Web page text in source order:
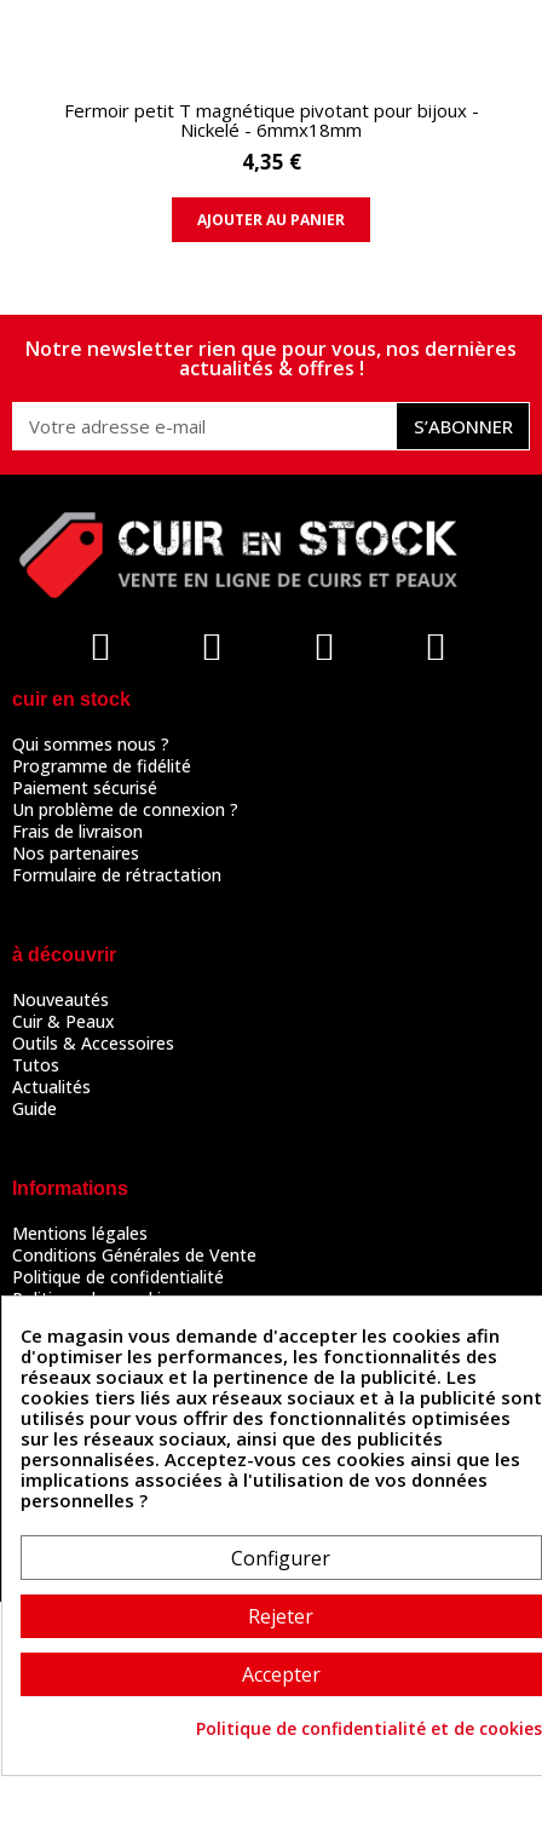
APERÇU RAPIDE
Fermoir petit T magnétique pivotant pour bijoux -
Nickelé - 6mmx18mm
4,35 €
AJOUTER AU PANIER
Notre newsletter rien que pour vous, nos dernières
actualités & offres !
S’ABONNER
cuir en stock
Qui sommes nous ?
Programme de fidélité
Paiement sécurisé
Un problème de connexion ?
Frais de livraison
Nos partenaires
Formulaire de rétractation
à découvrir
Nouveautés
Cuir & Peaux
Outils & Accessoires
Tutos
Actualités
Guide
Informations
Mentions légales
Conditions Générales de Vente
Politique de confidentialité
Politique des cookies
Coordonnées
493 Chemin de Catougnac
81300 Graulhet
05 63 34 51 88
contact@cuirenstock.com
Cuirenstock © 2026 - Une création Quatrys 💙
Ce magasin vous demande d'accepter les cookies afin
d'optimiser les performances, les fonctionnalités des
réseaux sociaux et la pertinence de la publicité. Les
cookies tiers liés aux réseaux sociaux et à la publicité sont
utilisés pour vous offrir des fonctionnalités optimisées
sur les réseaux sociaux, ainsi que des publicités
personnalisées. Acceptez-vous ces cookies ainsi que les
implications associées à l'utilisation de vos données
personnelles ?
Configurer
Rejeter
Accepter
Politique de confidentialité et de cookies